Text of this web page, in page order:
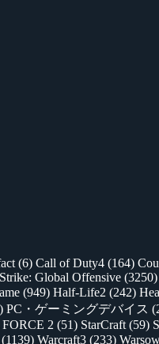
(6) Call of Duty4 (164)
Global Offensive (3250)
(949) Half-Life2 (242)
PC・ゲーミングデバイス
2 (51) StarCraft (59)
(1139) Warcraft3 (233)